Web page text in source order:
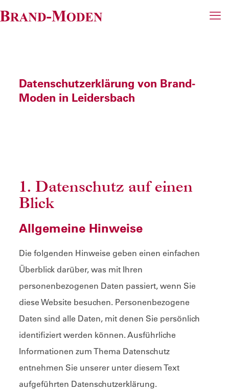
Datenschutz­erklärung von Brand-
Moden in Leidersbach
1. Datenschutz auf einen
Blick
Allgemeine Hinweise
Die folgenden Hinweise geben einen einfachen
Überblick darüber, was mit Ihren
personenbezogenen Daten passiert, wenn Sie
diese Website besuchen. Personenbezogene
Daten sind alle Daten, mit denen Sie persönlich
identifiziert werden können. Ausführliche
Informationen zum Thema Datenschutz
entnehmen Sie unserer unter diesem Text
aufgeführten Datenschutzerklärung.